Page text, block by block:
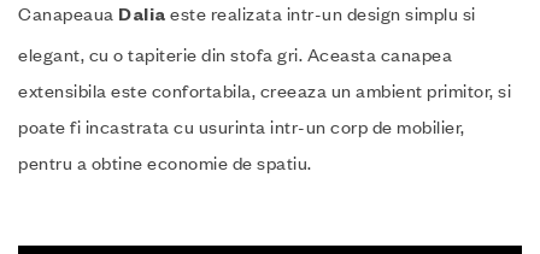
Canapeaua Dalia este realizata intr-un design simplu si
elegant, cu o tapiterie din stofa gri. Aceasta canapea
extensibila este confortabila, creeaza un ambient primitor, si
poate fi incastrata cu usurinta intr-un corp de mobilier,
pentru a obtine economie de spatiu.